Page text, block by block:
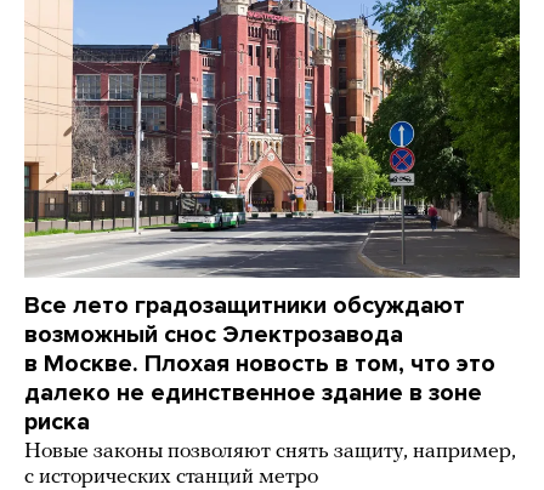
Все лето градозащитники обсуждают
возможный снос Электрозавода
в Москве. Плохая новость в том, что это
далеко не единственное здание в зоне
риска
Новые законы позволяют снять защиту, например,
с исторических станций метро